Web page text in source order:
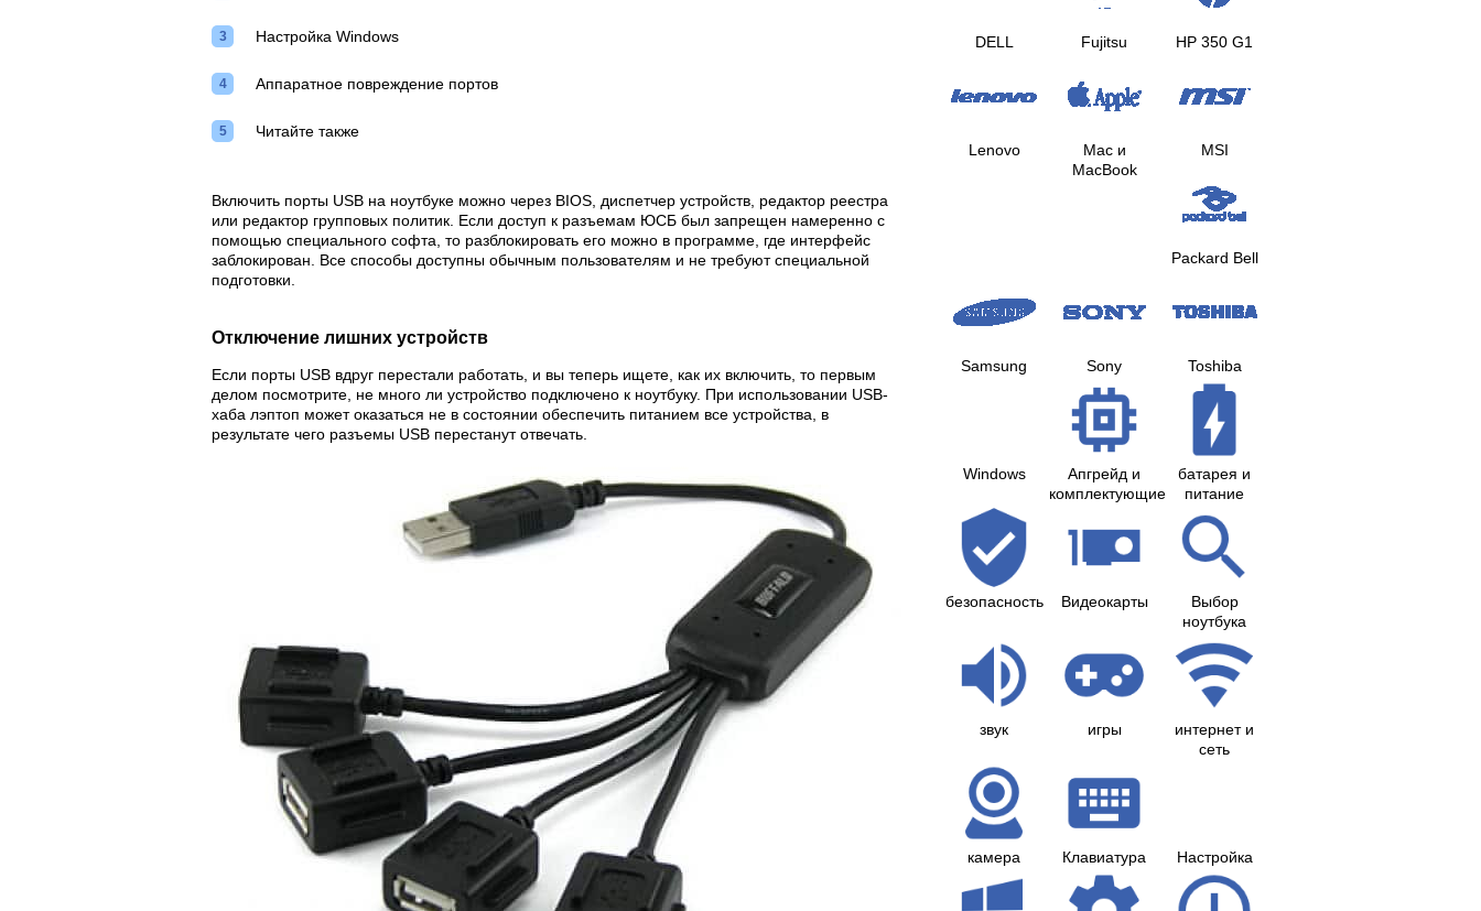
Настройка Windows
Аппаратное повреждение портов
Читайте также
Включить порты USB на ноутбуке можно через BIOS, диспетчер устройств, редактор реестра
или редактор групповых политик. Если доступ к разъемам ЮСБ был запрещен намеренно с
помощью специального софта, то разблокировать его можно в программе, где интерфейс
заблокирован. Все способы доступны обычным пользователям и не требуют специальной
подготовки.
Отключение лишних устройств
Если порты USB вдруг перестали работать, и вы теперь ищете, как их включить, то первым
делом посмотрите, не много ли устройство подключено к ноутбуку. При использовании USB-
хаба лэптоп может оказаться не в состоянии обеспечить питанием все устройства, в
результате чего разъемы USB перестанут отвечать.
DELL Fujitsu HP 350 G1
Lenovo
Mac и
MacBook
MSI
Packard Bell
Samsung Sony Toshiba
Windows
Апгрейд и
комплектующие
батарея и
питание
безопасность Видеокарты
Выбор
ноутбука
звук игры
интернет и
сеть
камера Клавиатура Настройка